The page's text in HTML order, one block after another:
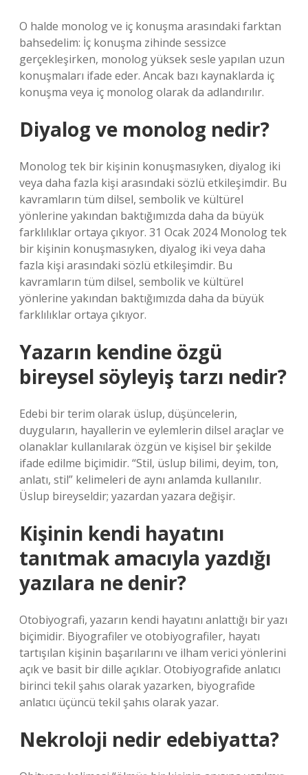
O halde monolog ve iç konuşma arasındaki farktan
bahsedelim: İç konuşma zihinde sessizce
gerçekleşirken, monolog yüksek sesle yapılan uzun
konuşmaları ifade eder. Ancak bazı kaynaklarda iç
konuşma veya iç monolog olarak da adlandırılır.
Diyalog ve monolog nedir?
Monolog tek bir kişinin konuşmasıyken, diyalog iki
veya daha fazla kişi arasındaki sözlü etkileşimdir. Bu
kavramların tüm dilsel, sembolik ve kültürel
yönlerine yakından baktığımızda daha da büyük
farklılıklar ortaya çıkıyor. 31 Ocak 2024 Monolog tek
bir kişinin konuşmasıyken, diyalog iki veya daha
fazla kişi arasındaki sözlü etkileşimdir. Bu
kavramların tüm dilsel, sembolik ve kültürel
yönlerine yakından baktığımızda daha da büyük
farklılıklar ortaya çıkıyor.
Yazarın kendine özgü
bireysel söyleyiş tarzı nedir?
Edebi bir terim olarak üslup, düşüncelerin,
duyguların, hayallerin ve eylemlerin dilsel araçlar ve
olanaklar kullanılarak özgün ve kişisel bir şekilde
ifade edilme biçimidir. “Stil, üslup bilimi, deyim, ton,
anlatı, stil” kelimeleri de aynı anlamda kullanılır.
Üslup bireyseldir; yazardan yazara değişir.
Kişinin kendi hayatını
tanıtmak amacıyla yazdığı
yazılara ne denir?
Otobiyografi, yazarın kendi hayatını anlattığı bir yazı
biçimidir. Biyografiler ve otobiyografiler, hayatı
tartışılan kişinin başarılarını ve ilham verici yönlerini
açık ve basit bir dille açıklar. Otobiyografide anlatıcı
birinci tekil şahıs olarak yazarken, biyografide
anlatıcı üçüncü tekil şahıs olarak yazar.
Nekroloji nedir edebiyatta?